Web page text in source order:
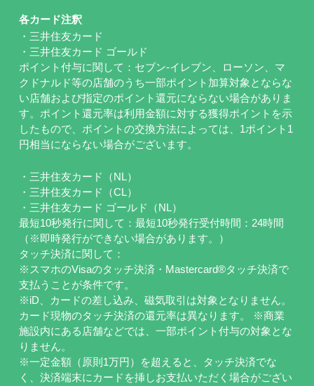
各カード注釈
・三井住友カード
・三井住友カード ゴールド
ポイント付与に関して：セブン-イレブン、ローソン、マ
クドナルド等の店舗のうち一部ポイント加算対象とならな
い店舗および指定のポイント還元にならない場合がありま
す。ポイント還元率は利用金額に対する獲得ポイントを示
したもので、ポイントの交換方法によっては、1ポイント1
円相当にならない場合がございます。
・三井住友カード（NL）
・三井住友カード（CL）
・三井住友カード ゴールド（NL）
最短10秒発行に関して：最短10秒発行受付時間：24時間
（※即時発行ができない場合があります。）
タッチ決済に関して：
※スマホのVisaのタッチ決済・Mastercard®タッチ決済で
支払うことが条件です。
※iD、カードの差し込み、磁気取引は対象となりません。
カード現物のタッチ決済の還元率は異なります。 ※商業
施設内にある店舗などでは、一部ポイント付与の対象とな
りません。
※一定金額（原則1万円）を超えると、タッチ決済でな
く、決済端末にカードを挿しお支払いただく場合がござい